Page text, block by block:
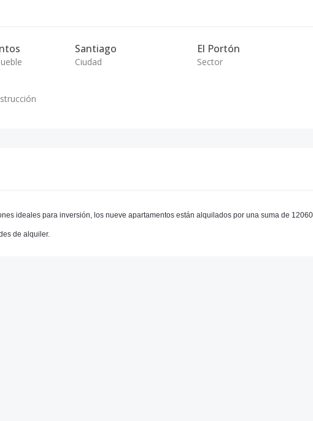
Santiago
Ciudad
El Portón
Sector
ideales para inversión, los nueve apartamentos están alquilados por una suma de
de alquiler.